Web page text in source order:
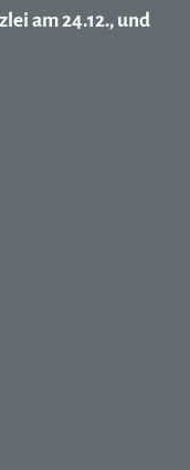
am 24.12., und